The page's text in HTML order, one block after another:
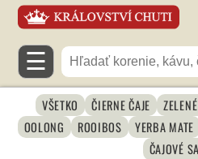
☰
VŠETKO ČIERNE ČAJE
OOLONG
ROOIBOS YERBA MATE
ČAJOVÉ